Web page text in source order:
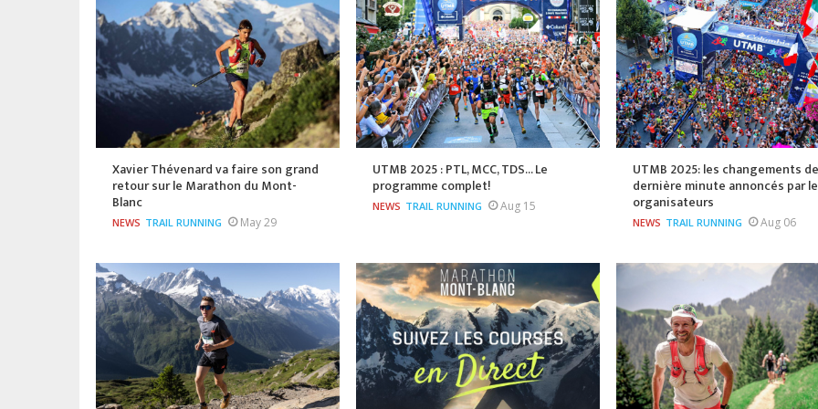
Xavier Thévenard va faire son grand
retour sur le Marathon du Mont-
Blanc
NEWS TRAIL RUNNING May 29
UTMB 2025 : PTL, MCC, TDS... Le
programme complet!
NEWS TRAIL RUNNING Aug 15
UTMB 2025: les changements de
dernière minute annoncés par
organisateurs
NEWS TRAIL RUNNING Aug 06